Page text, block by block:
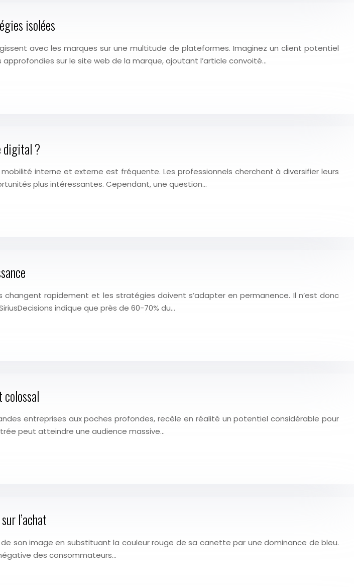
isolées
avec les marques sur une multitude de plateformes. Imaginez un client potentiel
sur le site web de la marque, ajoutant l’article convoité…
digital ?
interne et externe est fréquente. Les professionnels cherchent à diversifier leurs
plus intéressantes. Cependant, une question…
rapidement et les stratégies doivent s’adapter en permanence. Il n’est donc
indique que près de 60-70% du…
entreprises aux poches profondes, recèle en réalité un potentiel considérable pour
peut atteindre une audience massive…
l’achat
son image en substituant la couleur rouge de sa canette par une dominance de bleu.
des consommateurs…